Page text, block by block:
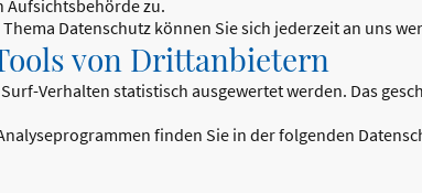
Aufsichtsbehörde zu.
Datenschutz können Sie sich jederzeit an uns
von Dritt­anbietern
Verhalten statistisch ausgewertet werden. Das
finden Sie in der folgenden